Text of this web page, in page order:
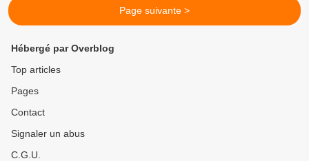
Page suivante >
Hébergé par Overblog
Top articles
Pages
Contact
Signaler un abus
C.G.U.